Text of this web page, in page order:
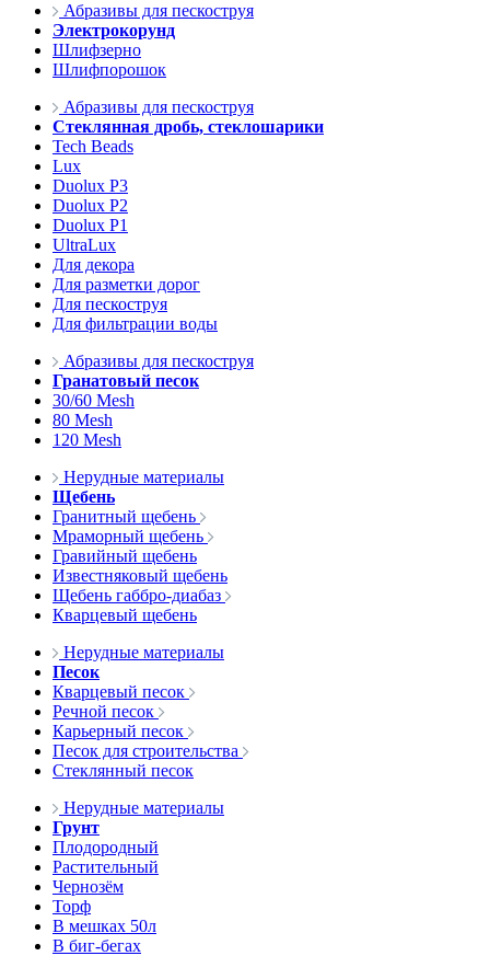
Абразивы для пескоструя
Электрокорунд
Шлифзерно
Шлифпорошок
Абразивы для пескоструя
Стеклянная дробь, стеклошарики
Tech Beads
Lux
Duolux P3
Duolux P2
Duolux P1
UltraLux
Для декора
Для разметки дорог
Для пескоструя
Для фильтрации воды
Абразивы для пескоструя
Гранатовый песок
30/60 Mesh
80 Mesh
120 Mesh
Нерудные материалы
Щебень
Гранитный щебень
Мраморный щебень
Гравийный щебень
Известняковый щебень
Щебень габбро-диабаз
Кварцевый щебень
Нерудные материалы
Песок
Кварцевый песок
Речной песок
Карьерный песок
Песок для строительства
Стеклянный песок
Нерудные материалы
Грунт
Плодородный
Растительный
Чернозём
Торф
В мешках 50л
В биг-бегах